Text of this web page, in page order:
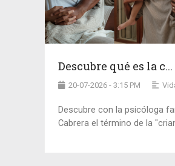
Descubre qué es la c...
20-07-2026 - 3:15 PM
Descubre con la psicóloga
Cabrera el término de la